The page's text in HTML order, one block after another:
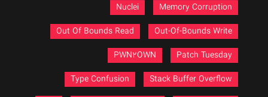
Memory Corruption
Nuclei
Out-Of-Bounds Write
Out Of Bounds Read
Patch Tuesday
PWN2OWN
Stack Buffer Overflow
Type Confusion